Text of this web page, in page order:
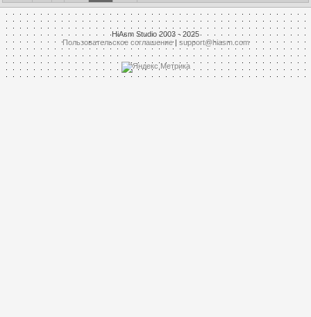
HiAsm Studio 2003 - 2025
Пользовательское соглашение| support@hiasm.com